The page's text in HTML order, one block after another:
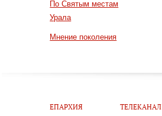
По Святым местам
Урала
Мнение поколения
ЕПАРХИЯ
ТЕЛЕКАНАЛ